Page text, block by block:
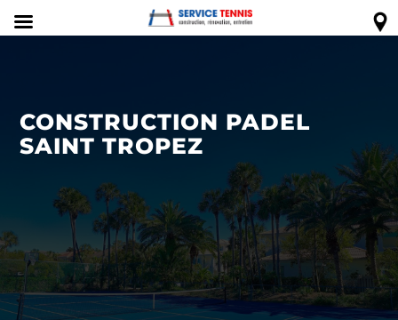
CONSTRUCTION PADEL
SAINT TROPEZ